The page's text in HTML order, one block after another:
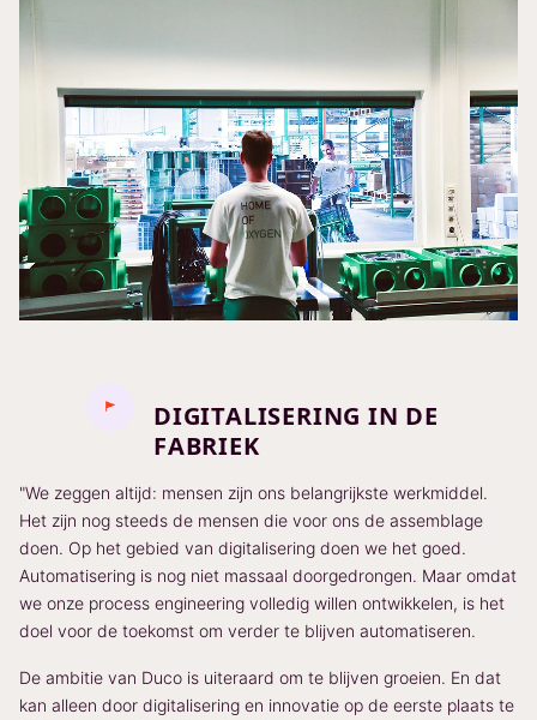
DIGITALISERING IN DE
FABRIEK
"We zeggen altijd: mensen zijn ons belangrijkste werkmiddel.
Het zijn nog steeds de mensen die voor ons de assemblage
doen. Op het gebied van digitalisering doen we het goed.
Automatisering is nog niet massaal doorgedrongen. Maar omdat
we onze process engineering volledig willen ontwikkelen, is het
doel voor de toekomst om verder te blijven automatiseren.
De ambitie van Duco is uiteraard om te blijven groeien. En dat
kan alleen door digitalisering en innovatie op de eerste plaats te